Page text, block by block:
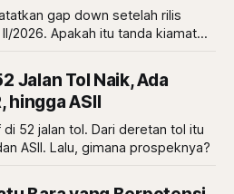
gap down setelah rilis
2026. Apakah itu tanda kiamat
ulasannya di sini.
Jalan Tol Naik, Ada
hingga ASII
52 jalan tol. Dari deretan tol itu
ASII. Lalu, gimana prospeknya?